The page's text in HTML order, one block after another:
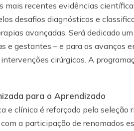
recentes evidências
desafios diagnósticos e
avançadas. Será dedicado
e gestantes – e para os avanços
cirúrgicas. A
para o Aprendizado
e clínica é reforçado pela seleção
a participação de renomados